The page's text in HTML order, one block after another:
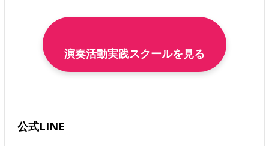
演奏活動実践スクールを見る
公式LINE